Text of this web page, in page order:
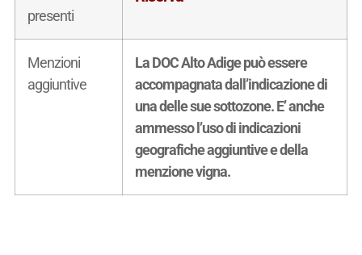
presenti
Menzioni
aggiuntive
La DOC Alto Adige può essere
accompagnata dall’indicazione di
una delle sue sottozone. E’ anche
ammesso l’uso di indicazioni
geografiche aggiuntive e della
menzione vigna.